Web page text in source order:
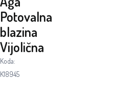
Potovalna
blazina
Vijolična
Koda:
K18945